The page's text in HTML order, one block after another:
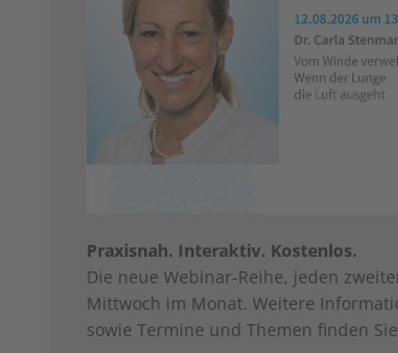
Praxisnah. Interaktiv. Kostenlos.
Die neue Webinar-Reihe, jeden
Mittwoch im Monat. Weitere
sowie Termine und Themen finden Sie